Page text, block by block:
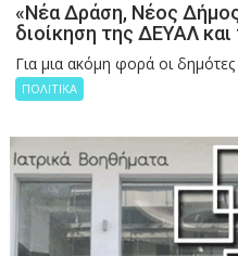
«Νέα Δράση, Νέος
διοίκηση της ΔΕΥΑΛ
Για μια ακόμη φορά οι
ΠΟΛΙΤΙΚΑ